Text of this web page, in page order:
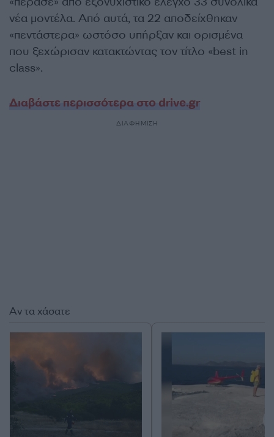
νέα μοντέλα. Από αυτά, τα 22 αποδείχθηκαν
«πεντάστερα» ωστόσο υπήρξαν και ορισμένα
που ξεχώρισαν κατακτώντας τον τίτλο «best in
class».
Διαβάστε περισσότερα στο drive.gr
ΔΙΑΦΗΜΙΣΗ
Αν τα χάσατε